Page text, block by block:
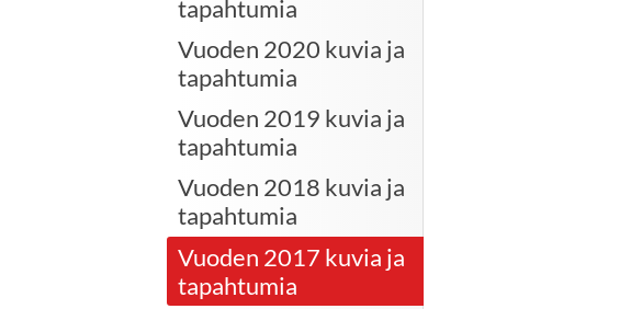
tapahtumia
Vuoden 2020 kuvia ja
tapahtumia
Vuoden 2019 kuvia ja
tapahtumia
Vuoden 2018 kuvia ja
tapahtumia
Vuoden 2017 kuvia ja
tapahtumia